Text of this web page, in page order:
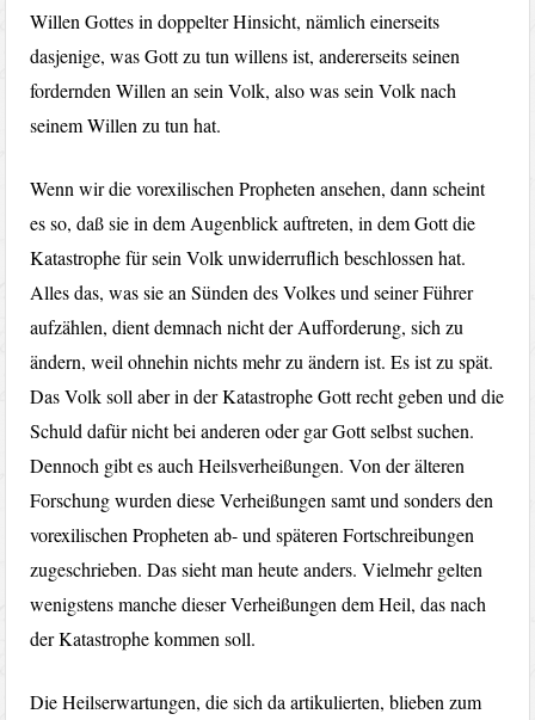
Willen Gottes in doppelter Hinsicht, nämlich einerseits
dasjenige, was Gott zu tun willens ist, andererseits seinen
fordernden Willen an sein Volk, also was sein Volk nach
seinem Willen zu tun hat.
Wenn wir die vorexilischen Propheten ansehen, dann scheint
es so, daß sie in dem Augenblick auftreten, in dem Gott die
Katastrophe für sein Volk unwiderruflich beschlossen hat.
Alles das, was sie an Sünden des Volkes und seiner Führer
aufzählen, dient demnach nicht der Aufforderung, sich zu
ändern, weil ohnehin nichts mehr zu ändern ist. Es ist zu spät.
Das Volk soll aber in der Katastrophe Gott recht geben und die
Schuld dafür nicht bei anderen oder gar Gott selbst suchen.
Dennoch gibt es auch Heilsverheißungen. Von der älteren
Forschung wurden diese Verheißungen samt und sonders den
vorexilischen Propheten ab- und späteren Fortschreibungen
zugeschrieben. Das sieht man heute anders. Vielmehr gelten
wenigstens manche dieser Verheißungen dem Heil, das nach
der Katastrophe kommen soll.
Die Heilserwartungen, die sich da artikulierten, blieben zum